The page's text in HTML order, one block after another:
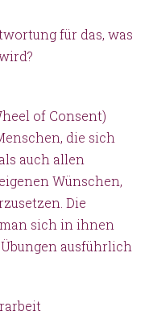
für das, was
of Consent)
die sich
auch allen
Wünschen,
Die
sich in ihnen
ausführlich